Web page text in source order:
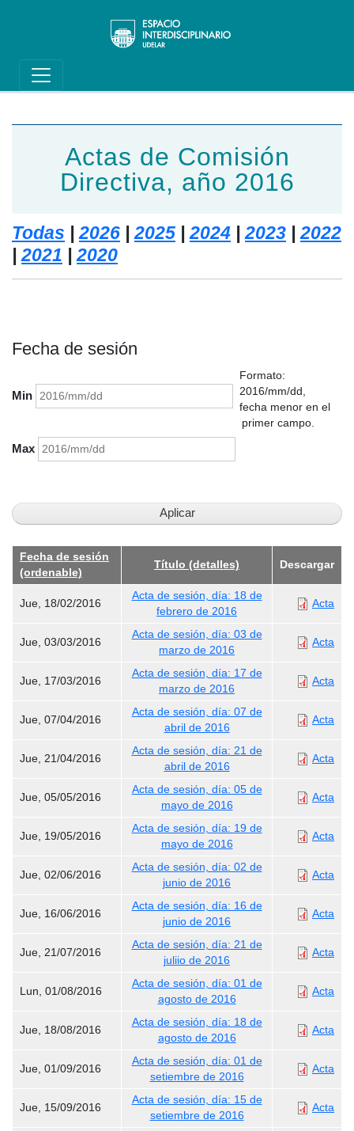
Main navigation
Actas de Comisión
Directiva, año 2016
Todas | 2026 | 2025 | 2024 | 2023 | 2022
| 2021 | 2020
Fecha de sesión
Min
Max
Formato:
2016/mm/dd,
fecha menor en el
primer campo.
Fecha de sesión
(ordenable)
Título (detalles) Descargar
Jue, 18/02/2016
Acta de sesión, día: 18 de
febrero de 2016
Acta
Jue, 03/03/2016
Acta de sesión, día: 03 de
marzo de 2016
Acta
Jue, 17/03/2016
Acta de sesión, día: 17 de
marzo de 2016
Acta
Jue, 07/04/2016
Acta de sesión, día: 07 de
abril de 2016
Acta
Jue, 21/04/2016
Acta de sesión, día: 21 de
abril de 2016
Acta
Jue, 05/05/2016
Acta de sesión, día: 05 de
mayo de 2016
Acta
Jue, 19/05/2016
Acta de sesión, día: 19 de
mayo de 2016
Acta
Jue, 02/06/2016
Acta de sesión, día: 02 de
junio de 2016
Acta
Jue, 16/06/2016
Acta de sesión, día: 16 de
junio de 2016
Acta
Jue, 21/07/2016
Acta de sesión, día: 21 de
juliio de 2016
Acta
Lun, 01/08/2016
Acta de sesión, día: 01 de
agosto de 2016
Acta
Jue, 18/08/2016
Acta de sesión, día: 18 de
agosto de 2016
Acta
Jue, 01/09/2016
Acta de sesión, día: 01 de
setiembre de 2016
Acta
Jue, 15/09/2016
Acta de sesión, día: 15 de
setiembre de 2016
Acta